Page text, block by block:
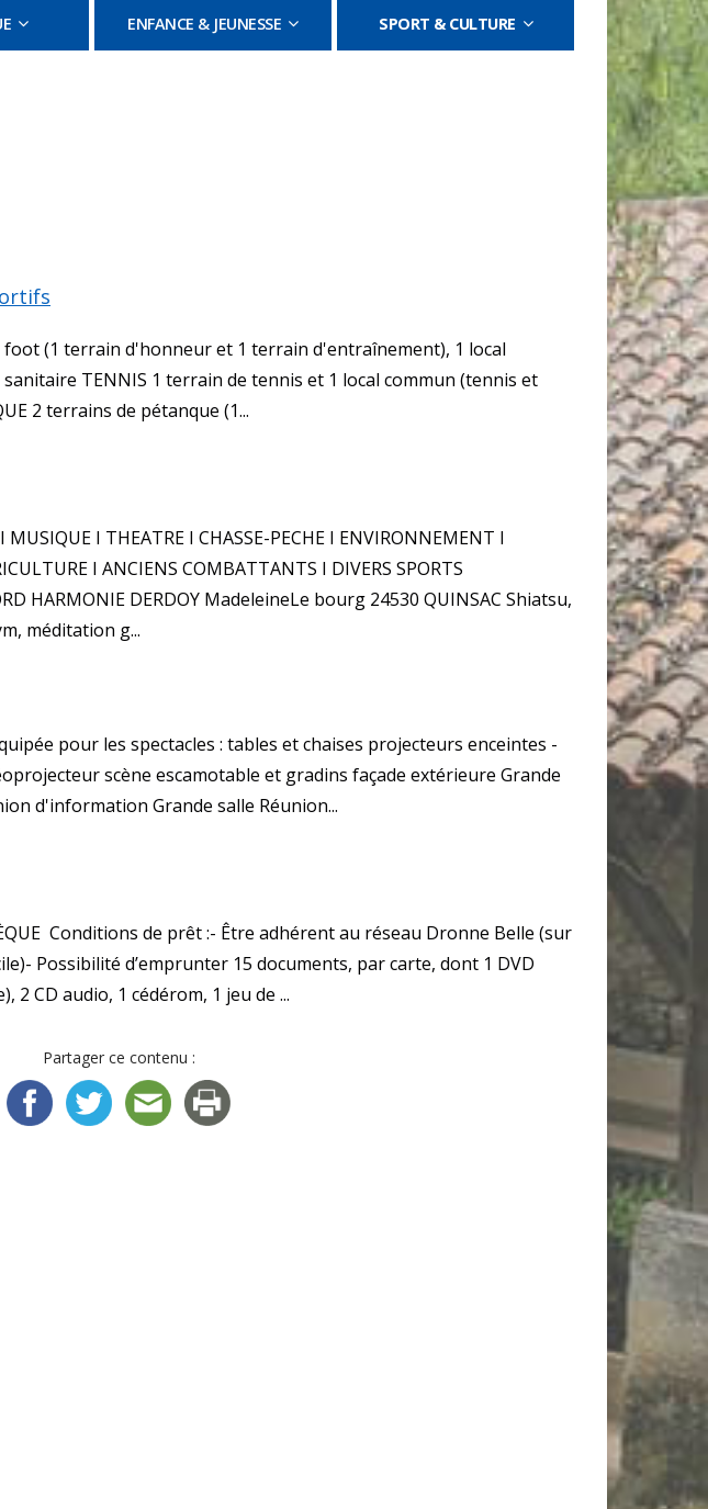
ENFANCE & JEUNESSE SPORT & CULTURE
foot (1 terrain d'honneur et 1 terrain d'entraînement), 1 local
TENNIS 1 terrain de tennis et 1 local commun (tennis et
2 terrains de pétanque (1...
MUSIQUE I THEATRE I CHASSE-PECHE I ENVIRONNEMENT I
I ANCIENS COMBATTANTS I DIVERS SPORTS
HARMONIE DERDOY MadeleineLe bourg 24530 QUINSAC Shiatsu,
méditation g...
pour les spectacles : tables et chaises projecteurs enceintes -
scène escamotable et gradins façade extérieure Grande
d'information Grande salle Réunion...
Conditions de prêt :- Être adhérent au réseau Dronne Belle (sur
Possibilité d’emprunter 15 documents, par carte, dont 1 DVD
2 CD audio, 1 cédérom, 1 jeu de ...
Partager ce contenu :